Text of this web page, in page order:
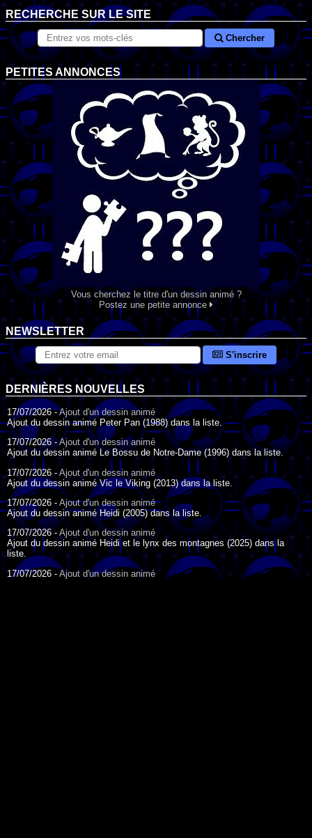
RECHERCHE SUR LE SITE
Chercher
PETITES ANNONCES
Vous cherchez le titre d'un dessin animé ?
Postez une petite annonce
NEWSLETTER
S'inscrire
DERNIÈRES NOUVELLES
17/07/2026 -Ajout d'un dessin animé
Ajout du dessin animé Peter Pan (1988) dans la liste.
17/07/2026 -Ajout d'un dessin animé
Ajout du dessin animé Le Bossu de Notre-Dame (1996) dans la liste.
17/07/2026 - Ajout d'un dessin animé
Ajout du dessin animé Vic le Viking (2013) dans la liste.
17/07/2026 - Ajout d'un dessin animé
Ajout du dessin animé Heidi (2005) dans la liste.
17/07/2026 -Ajout d'un dessin animé
Ajout du dessin animé Heidi et le lynx des montagnes (2025) dans la
liste.
17/07/2026 - Ajout d'un dessin animé